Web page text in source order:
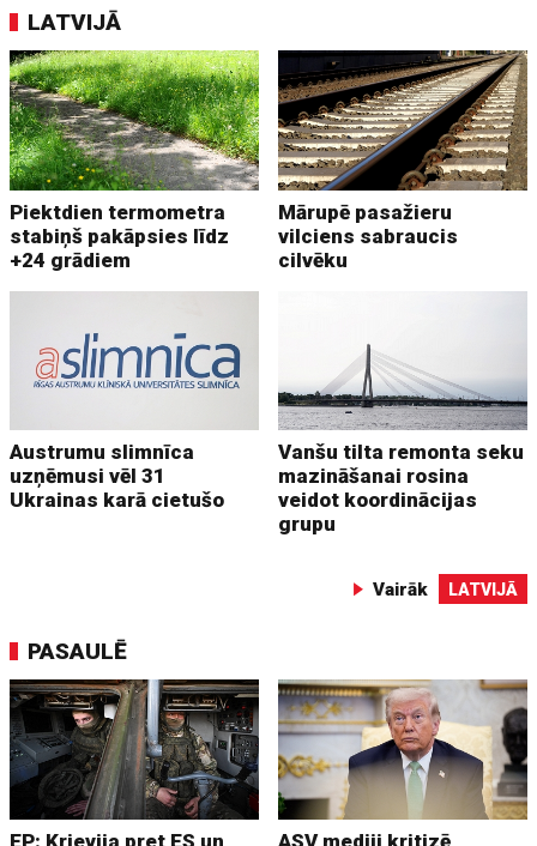
LATVIJĀ
Piektdien termometra
stabiņš pakāpsies līdz
+24 grādiem
Mārupē pasažieru
vilciens sabraucis
cilvēku
Austrumu slimnīca
uzņēmusi vēl 31
Ukrainas karā cietušo
Vanšu tilta remonta seku
mazināšanai rosina
veidot koordinācijas
grupu
Vairāk LATVIJĀ
PASAULĒ